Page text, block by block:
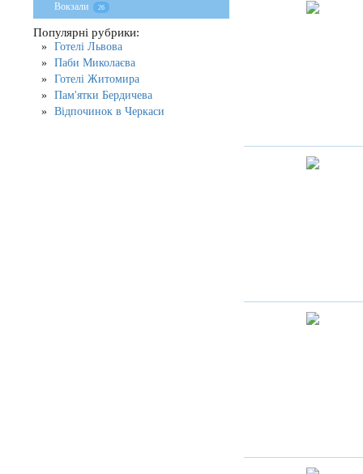
Вокзали 26
Популярні рубрики:
Готелі Львова
Паби Миколаєва
Готелі Житомира
Пам'ятки Бердичева
Відпочинок в Черкаси